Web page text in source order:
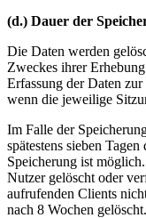
(d.) Dauer der
Die Daten werden
Zweckes ihrer
Erfassung der Daten
wenn die jeweilige
Im Falle der
spätestens sieben
Speicherung ist
Nutzer gelöscht oder
aufrufenden Clients
nach 8 Wochen gelöscht.